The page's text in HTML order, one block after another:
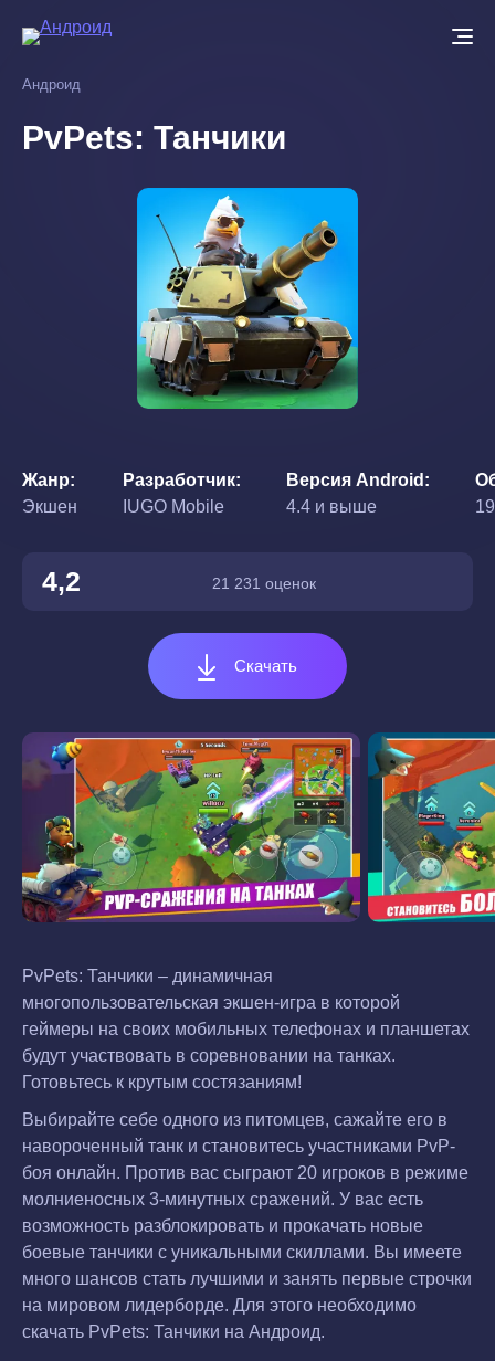
основному
Андроид
PvPets: Танчики
Жанр
Экшен
Разработчик
IUGO Mobile
Версия Android
4.4 и выше
4,2 21 231 оценок
Скачать
PvPets: Танчики – динамичная
многопользовательская экшен-игра в которой
геймеры на своих мобильных телефонах и планшетах
будут участвовать в соревновании на танках.
Готовьтесь к крутым состязаниям!
Выбирайте себе одного из питомцев, сажайте его в
навороченный танк и становитесь участниками PvP-
боя онлайн. Против вас сыграют 20 игроков в режиме
молниеносных 3-минутных сражений. У вас есть
возможность разблокировать и прокачать новые
боевые танчики с уникальными скиллами. Вы имеете
много шансов стать лучшими и занять первые строчки
на мировом лидерборде. Для этого необходимо
скачать PvPets: Танчики на Андроид.